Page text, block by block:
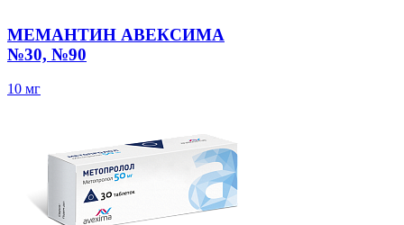
МЕМАНТИН АВЕКСИМА
№30, №90
10 мг